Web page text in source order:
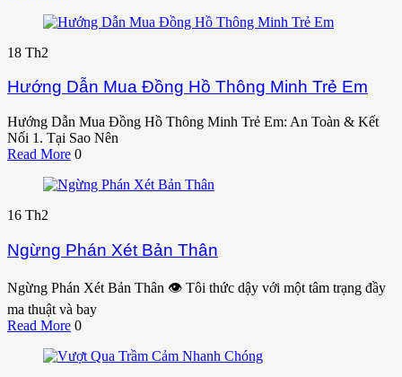
18 Th2
Hướng Dẫn Mua Đồng Hồ Thông Minh Trẻ Em
Hướng Dẫn Mua Đồng Hồ Thông Minh Trẻ Em: An Toàn & Kết
Nối 1. Tại Sao Nên
Read More 0
16 Th2
Ngừng Phán Xét Bản Thân
Ngừng Phán Xét Bản Thân 👁️ Tôi thức dậy với một tâm trạng đầy
ma thuật và bay
Read More 0